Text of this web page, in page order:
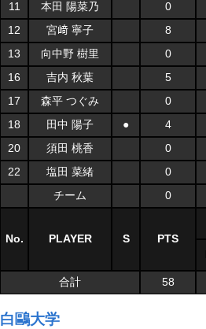
11
本田 陽菜乃 0
12
宮﨑 寧子 8
13
向中野 樹里 0
16
吉内 秋葉 5
17
森平 つぐみ 0
18
田中 陽子 ● 4
20
須田 桃香 0
22
塩田 菜緒 0
チーム
0
No. PLAYER S PTS
合計 58
白鷗大学